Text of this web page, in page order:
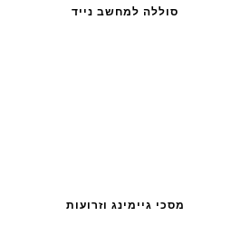
סוללה למחשב נייד
מסכי גיימינג וזרועות